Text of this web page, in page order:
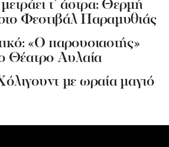
τ’ άστρα: Θερμή
Φεστιβάλ Παραμυθιάς
«Ο παρουσιαστής»
Θέατρο Αυλαία
με ωραία μαγιό